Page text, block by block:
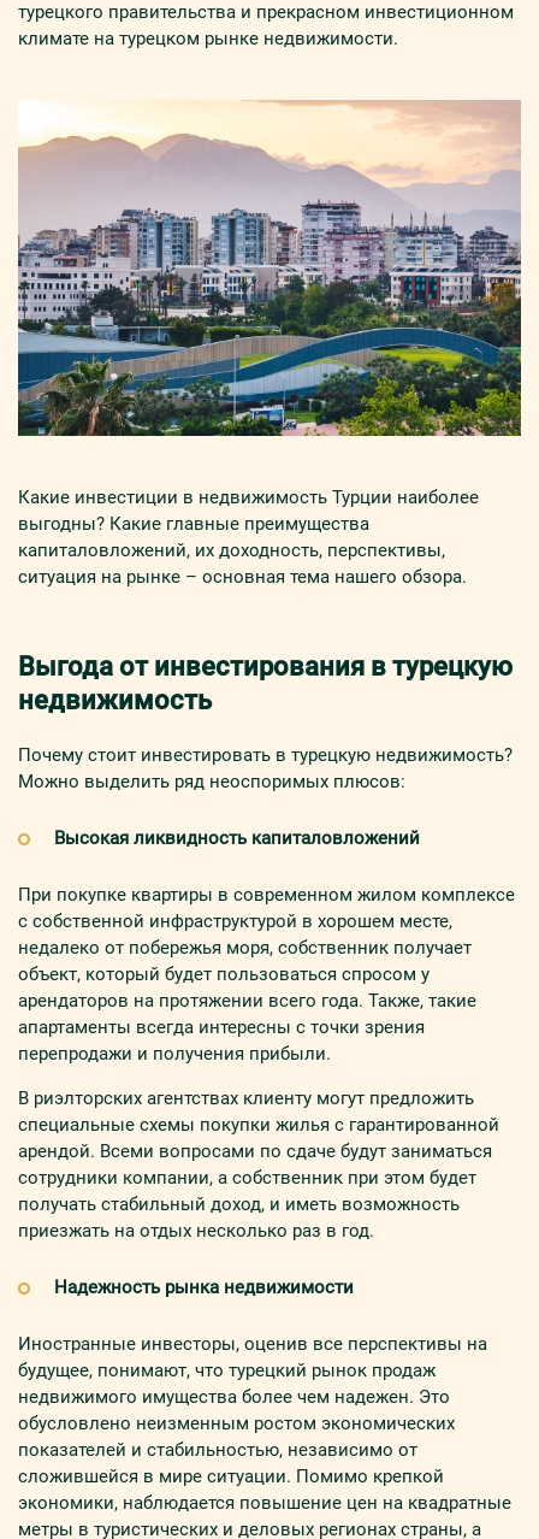
турецкого правительства и прекрасном инвестиционном
климате на турецком рынке недвижимости.
Какие инвестиции в недвижимость Турции наиболее
выгодны? Какие главные преимущества
капиталовложений, их доходность, перспективы,
ситуация на рынке – основная тема нашего обзора.
Выгода от инвестирования в турецкую
недвижимость
Почему стоит инвестировать в турецкую недвижимость?
Можно выделить ряд неоспоримых плюсов:
Высокая ликвидность капиталовложений
При покупке квартиры в современном жилом комплексе
с собственной инфраструктурой в хорошем месте,
недалеко от побережья моря, собственник получает
объект, который будет пользоваться спросом у
арендаторов на протяжении всего года. Также, такие
апартаменты всегда интересны с точки зрения
перепродажи и получения прибыли.
В риэлторских агентствах клиенту могут предложить
специальные схемы покупки жилья с гарантированной
арендой. Всеми вопросами по сдаче будут заниматься
сотрудники компании, а собственник при этом будет
получать стабильный доход, и иметь возможность
приезжать на отдых несколько раз в год.
Надежность рынка недвижимости
Иностранные инвесторы, оценив все перспективы на
будущее, понимают, что турецкий рынок продаж
недвижимого имущества более чем надежен. Это
обусловлено неизменным ростом экономических
показателей и стабильностью, независимо от
сложившейся в мире ситуации. Помимо крепкой
экономики, наблюдается повышение цен на квадратные
метры в туристических и деловых регионах страны, а